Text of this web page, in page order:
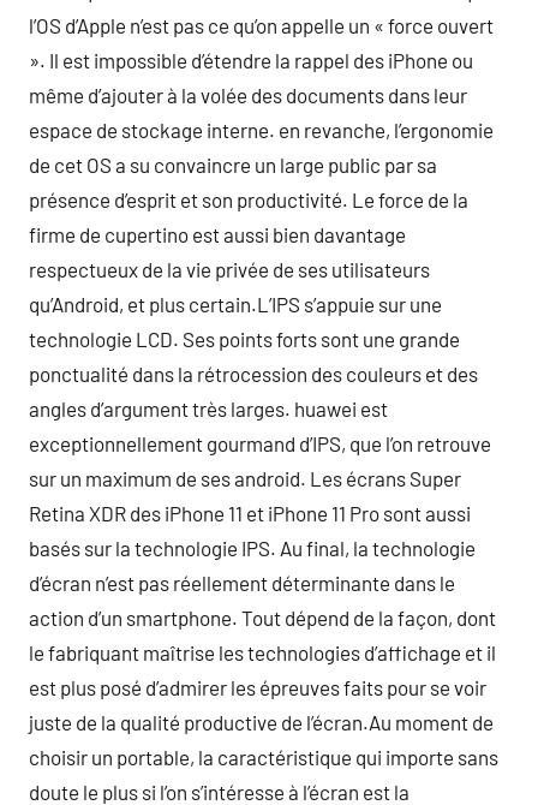
l’OS d’Apple n’est pas ce qu’on appelle un « force ouvert
». Il est impossible d’étendre la rappel des iPhone ou
même d’ajouter à la volée des documents dans leur
espace de stockage interne. en revanche, l’ergonomie
de cet OS a su convaincre un large public par sa
présence d’esprit et son productivité. Le force de la
firme de cupertino est aussi bien davantage
respectueux de la vie privée de ses utilisateurs
qu’Android, et plus certain.L’IPS s’appuie sur une
technologie LCD. Ses points forts sont une grande
ponctualité dans la rétrocession des couleurs et des
angles d’argument très larges. huawei est
exceptionnellement gourmand d’IPS, que l’on retrouve
sur un maximum de ses android. Les écrans Super
Retina XDR des iPhone 11 et iPhone 11 Pro sont aussi
basés sur la technologie IPS. Au final, la technologie
d’écran n’est pas réellement déterminante dans le
action d’un smartphone. Tout dépend de la façon, dont
le fabriquant maîtrise les technologies d’affichage et il
est plus posé d’admirer les épreuves faits pour se voir
juste de la qualité productive de l’écran.Au moment de
choisir un portable, la caractéristique qui importe sans
doute le plus si l’on s’intéresse à l’écran est la